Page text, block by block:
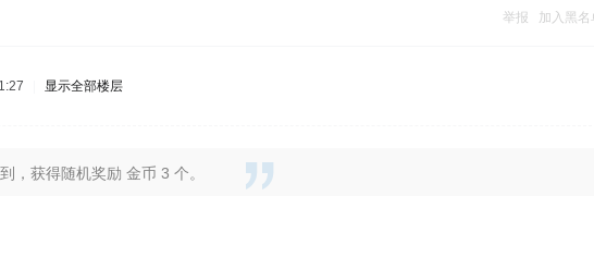
举报 加入黑名
显示全部楼层
，获得随机奖励 金币 3 个。